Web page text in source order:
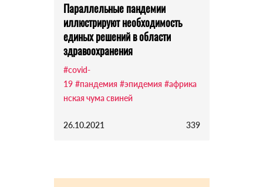
Параллельные пандемии
иллюстрируют необходимость
единых решений в области
здравоохранения
#covid-
19 #пандемия #эпидемия #африка
нская чума свиней
26.10.2021 339